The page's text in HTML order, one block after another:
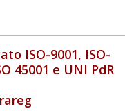
ISO-9001, ISO-
45001 e UNI PdR